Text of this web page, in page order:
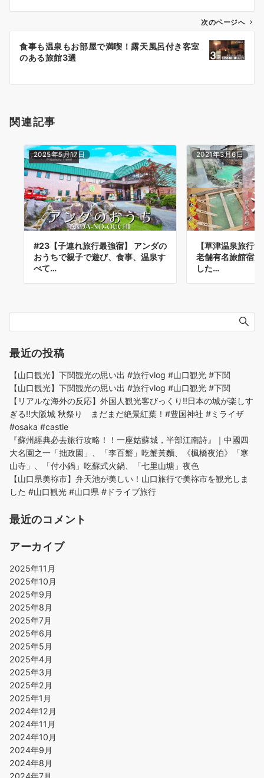
ビ
ン
次のページへ
食事も温泉もお部屋で満喫！露天風呂付き客室
のある旅館3選
関連記事
2025年5月17日
#23【子連れ旅行最強宿】 アンダの
おうちで親子で遊び、食事、温泉す
べて…
2021年3月6日
【草津温泉旅行
老舗有名旅館宿
した…
最近の投稿
【山口観光】下関観光の思い出 #旅行vlog #山口観光 #下関
【山口観光】下関観光の思い出 #旅行vlog #山口観光 #下関
【リアルな海外の反応】外国人観光客びっくり!!日本の城が楽しす
ぎる!!大阪城 秋祭り まだまだ絶景紅葉！#豊国神社 #ミライザ
#osaka #castle
『蘇州經典必去旅行攻略！！一座姑蘇城，半部江南詩』｜中國四
大名園之一「拙政園」、「李百蟹」吃蟹黃麵、《楓橋夜泊》「寒
山寺」、「付小鍋」吃蘇式火鍋、「七里山塘」夜色
【山口県美祢市】弁天池が美しい！山口旅行で美祢市を観光しま
した #山口観光 #山口県 #ドライブ旅行
最近のコメント
アーカイブ
2025年11月
2025年10月
2025年9月
2025年8月
2025年7月
2025年6月
2025年5月
2025年4月
2025年3月
2025年2月
2025年1月
2024年12月
2024年11月
2024年10月
2024年9月
2024年8月